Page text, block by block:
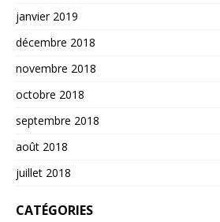
janvier 2019
décembre 2018
novembre 2018
octobre 2018
septembre 2018
août 2018
juillet 2018
CATÉGORIES